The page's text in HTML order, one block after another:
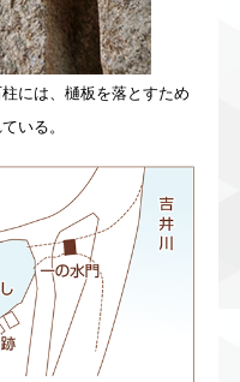
には、樋板を落とすため
いる。